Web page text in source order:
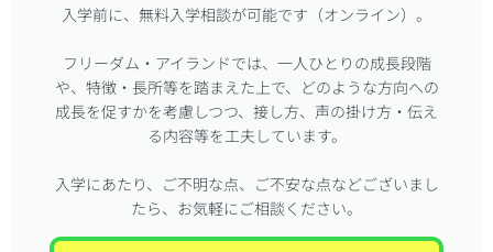
入学前に、無料入学相談が可能です（オンライン）。
フリーダム・アイランドでは、一人ひとりの成長段階
や、特徴・長所等を踏まえた上で、どのような方向への
成長を促すかを考慮しつつ、接し方、声の掛け方・伝え
る内容等を工夫しています。
入学にあたり、ご不明な点、ご不安な点などございまし
たら、お気軽にご相談ください。